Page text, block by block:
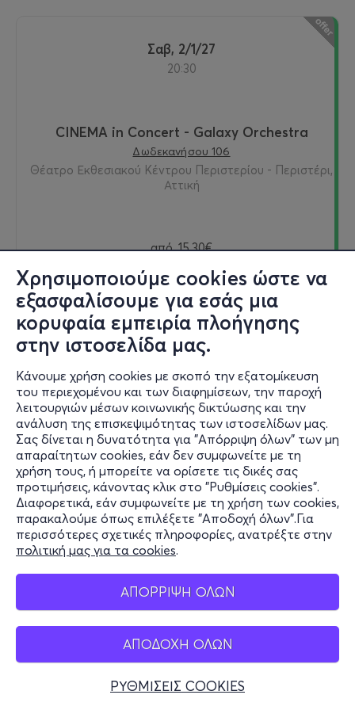
Χρησιμοποιούμε cookies ώστε να
εξασφαλίσουμε για εσάς μια
κορυφαία εμπειρία πλοήγησης
στην ιστοσελίδα μας.
Κάνουμε χρήση cookies με σκοπό την εξατομίκευση
του περιεχομένου και των διαφημίσεων, την παροχή
λειτουργιών μέσων κοινωνικής δικτύωσης και την
ανάλυση της επισκεψιμότητας των ιστοσελίδων μας.
Σας δίνεται η δυνατότητα για "Απόρριψη όλων" των μη
απαραίτητων cookies, εάν δεν συμφωνείτε με τη
χρήση τους, ή μπορείτε να ορίσετε τις δικές σας
προτιμήσεις, κάνοντας κλικ στο "Ρυθμίσεις cookies".
Διαφορετικά, εάν συμφωνείτε με τη χρήση των cookies,
παρακαλούμε όπως επιλέξετε "Αποδοχή όλων".Για
περισσότερες σχετικές πληροφορίες, ανατρέξτε στην
πολιτική μας για τα cookies.
ΑΠΟΡΡΙΨΗ ΟΛΩΝ
ΑΠΟΔΟΧΗ ΟΛΩΝ
ΡΥΘΜΙΣΕΙΣ COOKIES
Σαβ, 2/1/27
20:30
CINEMA in Concert - Galaxy Orchestra
Δωδεκανήσου 106
Θέατρο Εκθεσιακού Κέντρου Περιστερίου - Περιστέρι,
Αττική
από 15,30€
Εισιτήρια